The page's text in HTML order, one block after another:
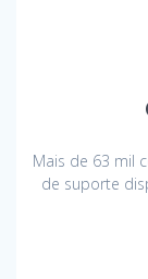
Mais de 63 mil
de suporte